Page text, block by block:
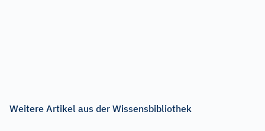
Weitere Artikel aus der Wissensbibliothek